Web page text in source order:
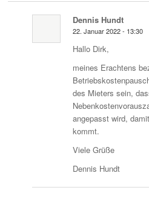
Dennis Hundt
22. Januar 2022 - 13:30
Hallo Dirk,
meines Erachtens
des Mieters sein,
angepasst wird,
kommt.
Viele Grüße
Dennis Hundt